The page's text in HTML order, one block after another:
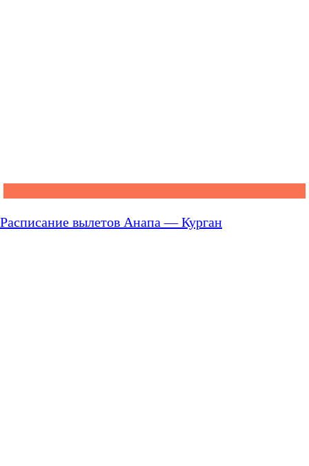
Расписание вылетов Анапа — Курган